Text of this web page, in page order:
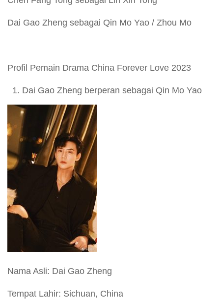
Dai Gao Zheng sebagai Qin Mo Yao / Zhou Mo
Profil Pemain Drama China Forever Love 2023
Dai Gao Zheng berperan sebagai Qin Mo Yao
Nama Asli: Dai Gao Zheng
Tempat Lahir: Sichuan, China